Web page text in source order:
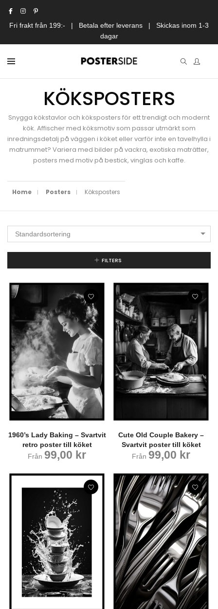
Fri frakt från 199:- | Betala efter leverans | Skickas inom 1-3
dagar
KÖKSPOSTERS
Snygga kökstavlor och köksposters för ett trendigt och modernt
kök. Affischer med köksmotiv som passar utmärkt som
inredningsdetalj på väggen i köket eller varför inte en tavelhylla i
matrummet? Variera med bilder på vackra, exotiska maträtter,
posters med motiv på bestick, vinglas och kaffe.
Home Posters Köksposters
Standardsortering
FILTERS
1960’s Lady Baking – Svartvit
retro poster till köket
Från 99,00 kr
Cute Old Couple Bakery –
Svartvit poster till köket
Från 99,00 kr